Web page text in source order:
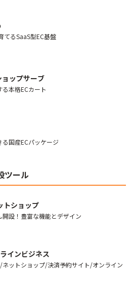
てるSaaS型EC基盤
ョップサーブ
本格ECカート
国産ECパッケージ
ツール
トショップ
開設！豊富な機能とデザイン
インビジネス
ネットショップ/決済予約サイト/オンライン